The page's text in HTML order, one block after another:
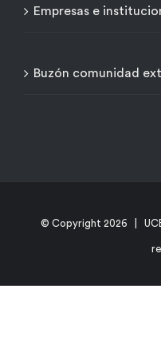
Empresas e
Buzón comunidad
© Copyright 2026 |